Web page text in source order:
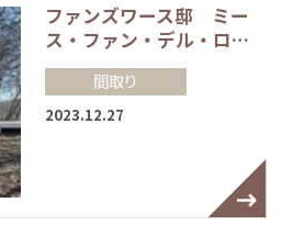
ファンズワース邸 ミー
ス・ファン・デル・ロ…
間取り
2023.12.27